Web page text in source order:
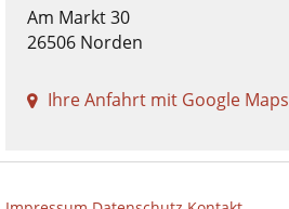
Am Markt 30
26506 Norden
Ihre Anfahrt mit Google Maps